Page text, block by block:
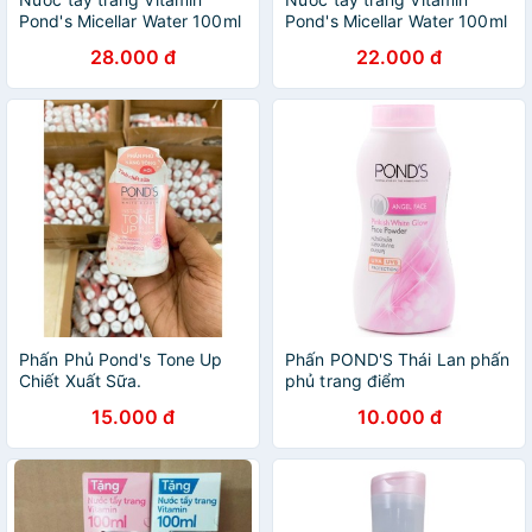
Pond's Micellar Water 100ml
28.000 đ
Pond's Micellar Water 100ml
22.000 đ
Phấn Phủ Pond's Tone Up
Chiết Xuất Sữa.
15.000 đ
Phấn POND'S Thái Lan phấn
phủ trang điểm
10.000 đ